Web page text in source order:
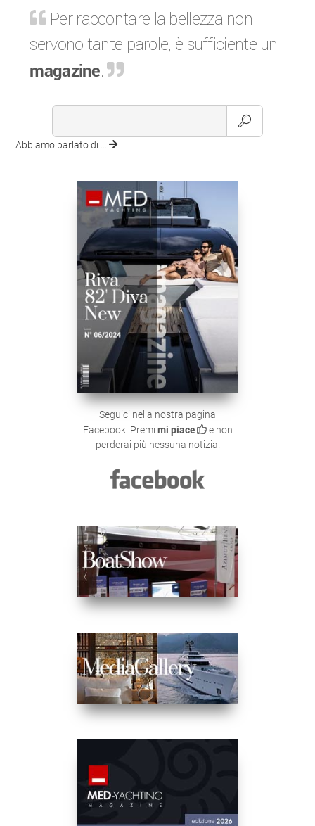
Per raccontare la bellezza non
servono tante parole, è sufficiente un
magazine.
Abbiamo parlato di ...
Seguici nella nostra pagina
Facebook. Premi mi piace
e non
perderai più nessuna notizia.